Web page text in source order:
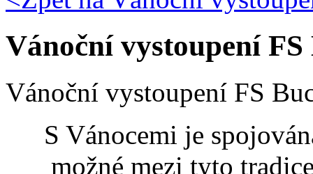
Vánoční vystoupení FS
Vánoční vystoupení FS
S Vánocemi je
možné mezi tyto